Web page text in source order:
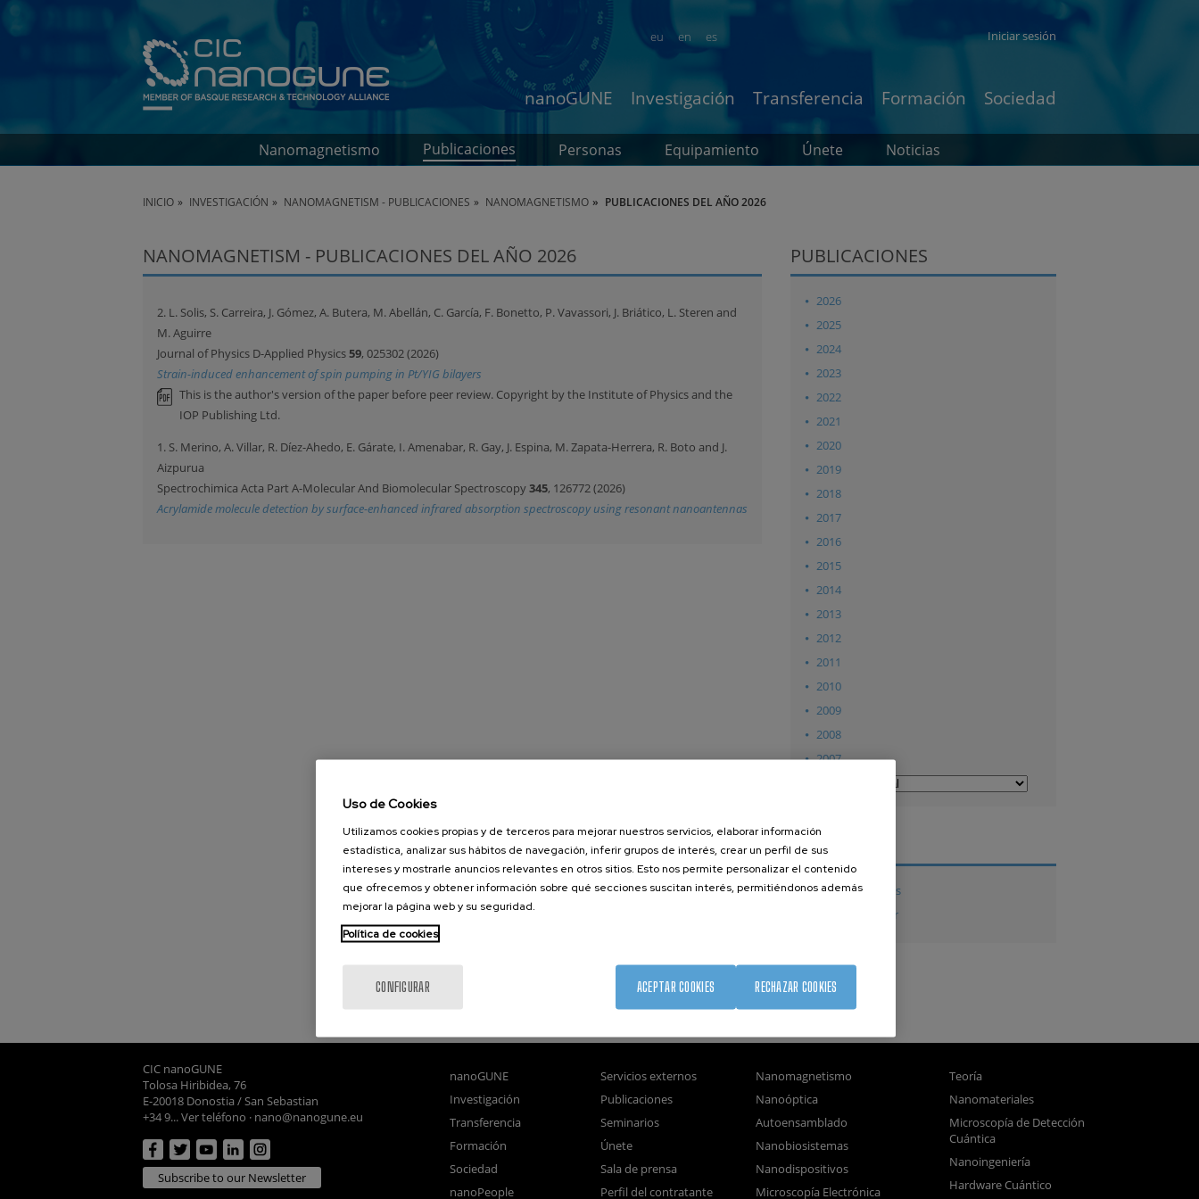
en es
eu Iniciar sesión
nanoGUNE Investigación Transferencia Formación Sociedad
Nanomagnetismo Publicaciones Personas Equipamiento Únete Noticias
INICIO INVESTIGACIÓN NANOMAGNETISM - PUBLICACIONES NANOMAGNETISMO PUBLICACIONES DEL AÑO 2026
NANOMAGNETISM - PUBLICACIONES DEL AÑO 2026
2. L. Solis, S. Carreira, J. Gómez, A. Butera, M. Abellán, C. García, F. Bonetto, P. Vavassori, J. Briático, L. Steren and
M. Aguirre
Journal of Physics D-Applied Physics59, 025302 (2026)
Strain-induced enhancement of spin pumping in Pt/YIG bilayers
This is the author's version of the paper before peer review. Copyright by the Institute of Physics and the
IOP Publishing Ltd.
1. S. Merino, A. Villar, R. Díez-Ahedo, E. Gárate, I. Amenabar, R. Gay, J. Espina, M. Zapata-Herrera, R. Boto and J.
Aizpurua
Spectrochimica Acta Part A-Molecular And Biomolecular Spectroscopy345, 126772 (2026)
Acrylamide molecule detection by surface-enhanced infrared absorption spectroscopy using resonant nanoantennas
PUBLICACIONES
2026
2025
2024
2023
2022
2021
2020
2019
2018
2017
2016
2015
2014
2013
2012
2011
2010
2009
2008
2007
TESIS
Tesis doctorales
Tesis de Máster
CIC nanoGUNE
Tolosa Hiribidea, 76
E-20018 Donostia / San Sebastian
+34 9... Ver teléfono · nano@nanogune.eu
Subscribe to our Newsletter
nanoGUNE
Investigación
Transferencia
Formación
Sociedad
nanoPeople
Servicios externos
Publicaciones
Seminarios
Únete
Sala de prensa
Perfil del contratante
Nanomagnetismo
Nanoóptica
Autoensamblado
Nanobiosistemas
Nanodispositivos
Microscopía Electrónica
Teoría
Nanomateriales
Microscopía de Detección
Cuántica
Nanoingeniería
Hardware Cuántico
Uso de Cookies
Utilizamos cookies propias y de terceros para mejorar nuestros servicios, elaborar información
estadística, analizar sus hábitos de navegación, inferir grupos de interés, crear un perfil de sus
intereses y mostrarle anuncios relevantes en otros sitios. Esto nos permite personalizar el contenido
que ofrecemos y obtener información sobre qué secciones suscitan interés, permitiéndonos además
mejorar la página web y su seguridad.
Política de cookies
CONFIGURAR RECHAZAR COOKIES
ACEPTAR COOKIES